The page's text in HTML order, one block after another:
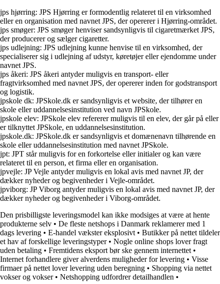
jps hjørring: JPS Hjørring er formodentlig relateret til en virksomhed
eller en organisation med navnet JPS, der opererer i Hjørring-området.
jps smøger: JPS smøger henviser sandsynligvis til cigaretmærket JPS,
der producerer og sælger cigaretter.
jps udlejning: JPS udlejning kunne henvise til en virksomhed, der
specialiserer sig i udlejning af udstyr, køretøjer eller ejendomme under
navnet JPS.
jps åkeri: JPS åkeri antyder muligvis en transport- eller
fragtvirksomhed med navnet JPS, der opererer inden for godstransport
og logistik.
jpskole dk: JPSkole.dk er sandsynligvis et website, der tilhører en
skole eller uddannelsesinstitution ved navn JPSkole.
jpskole elev: JPSkole elev refererer muligvis til en elev, der går på eller
er tilknyttet JPSkole, en uddannelsesinstitution.
jpskole.dk: JPSkole.dk er sandsynligvis et domænenavn tilhørende en
skole eller uddannelsesinstitution med navnet JPSkole.
jpt: JPT står muligvis for en forkortelse eller initialer og kan være
relateret til en person, et firma eller en organisation.
jpvejle: JP Vejle antyder muligvis en lokal avis med navnet JP, der
dækker nyheder og begivenheder i Vejle-området.
jpviborg: JP Viborg antyder muligvis en lokal avis med navnet JP, der
dækker nyheder og begivenheder i Viborg-området.
Den prisbilligste leveringsmodel kan ikke modsiges at være at hente
produkterne selv • De fleste netshops i Danmark reklamerer med 1
dags levering • E-handel vækster eksplosivt • Butikker på nettet tildeler
et hav af forskellige leveringstyper• Nogle online shops lover fragt
uden betaling • Fremtidens eksport bør ske gennem internettet •
Internet forhandlere giver alverdens muligheder for levering • Visse
firmaer på nettet lover levering uden beregning • Shopping via nettet
vokser og vokser• Netshopping udfordrer detailhandlen •